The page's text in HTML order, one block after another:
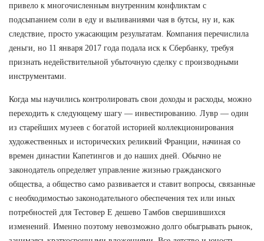
привело к многочисленным внутренним конфликтам с
подсыпанием соли в еду и выливаниями чая в бутсы, ну и, как
следствие, просто ужасающим результатам. Компания перечислила
деньги, но 11 января 2017 года подала иск к Сбербанку, требуя
признать недействительной убыточную сделку с производными
инструментами.
Когда мы научились контролировать свои доходы и расходы, можно
переходить к следующему шагу — инвестированию. Лувр — один
из старейших музеев с богатой историей коллекционирования
художественных и исторических реликвий Франции, начиная со
времен династии Капетингов и до наших дней. Обычно не
законодатель определяет управление жизнью гражданского
общества, а общество само развивается и ставит вопросы, связанные
с необходимостью законодательного обеспечения тех или иных
потребностей для Тестовер Е дешево Тамбов свершившихся
изменений. Именно поэтому невозможно долго обыгрывать рынок,